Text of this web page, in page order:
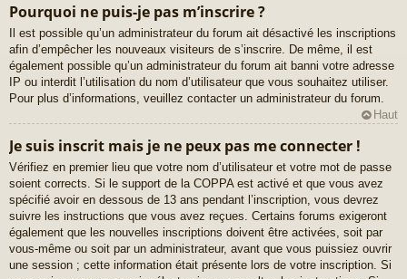
Pourquoi ne puis-je pas m’inscrire ?
Il est possible qu’un administrateur du forum ait désactivé les inscriptions
afin d’empêcher les nouveaux visiteurs de s’inscrire. De même, il est
également possible qu’un administrateur du forum ait banni votre adresse
IP ou interdit l’utilisation du nom d’utilisateur que vous souhaitez utiliser.
Pour plus d’informations, veuillez contacter un administrateur du forum.
Haut
Je suis inscrit mais je ne peux pas me connecter !
Vérifiez en premier lieu que votre nom d’utilisateur et votre mot de passe
soient corrects. Si le support de la COPPA est activé et que vous avez
spécifié avoir en dessous de 13 ans pendant l’inscription, vous devrez
suivre les instructions que vous avez reçues. Certains forums exigeront
également que les nouvelles inscriptions doivent être activées, soit par
vous-même ou soit par un administrateur, avant que vous puissiez ouvrir
une session ; cette information était présente lors de votre inscription. Si